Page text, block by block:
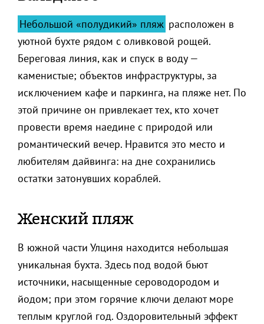
Небольшой «полудикий» пляж расположен в
уютной бухте рядом с оливковой рощей.
Береговая линия, как и спуск в воду —
каменистые; объектов инфраструктуры, за
исключением кафе и паркинга, на пляже нет. По
этой причине он привлекает тех, кто хочет
провести время наедине с природой или
романтический вечер. Нравится это место и
любителям дайвинга: на дне сохранились
остатки затонувших кораблей.
Женский пляж
В южной части Улциня находится небольшая
уникальная бухта. Здесь под водой бьют
источники, насыщенные сероводородом и
йодом; при этом горячие ключи делают море
теплым круглой год. Оздоровительный эффект